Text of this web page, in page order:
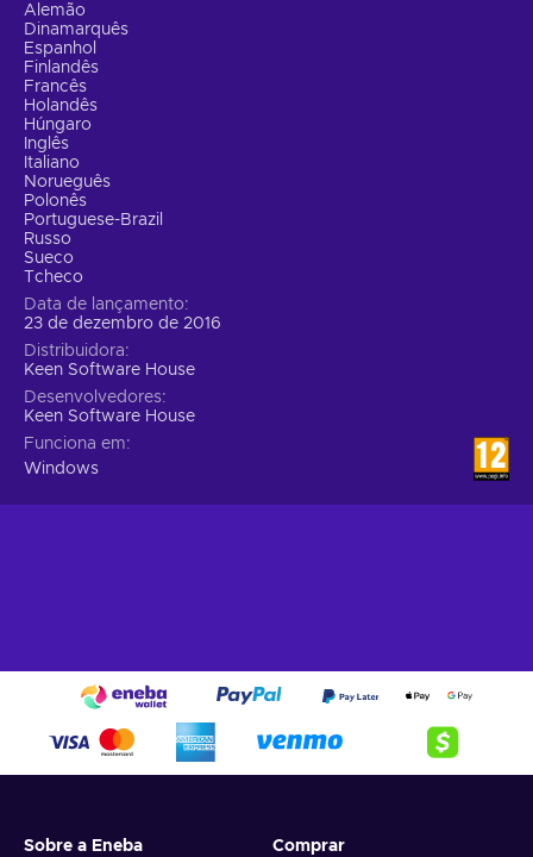
Alemão
Dinamarquês
Espanhol
Finlandês
Francês
Holandês
Húngaro
Inglês
Italiano
Norueguês
Polonês
Portuguese-Brazil
Russo
Sueco
Tcheco
Data de lançamento
23 de dezembro de 2016
Distribuidora
Keen Software House
Desenvolvedores
Keen Software House
Funciona em
Windows
Sobre a Eneba Comprar